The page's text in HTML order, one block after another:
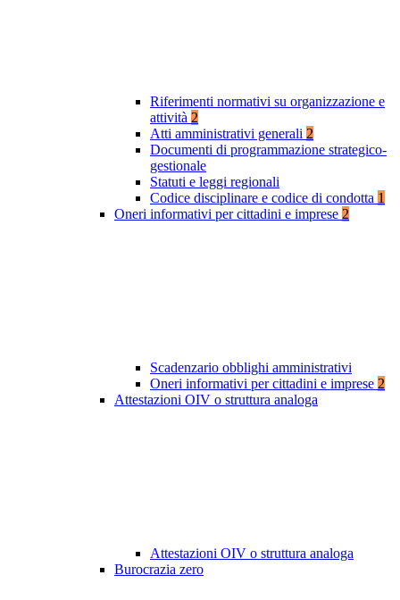
Riferimenti normativi su organizzazione e
attività 2
Atti amministrativi generali 2
Documenti di programmazione strategico-
gestionale
Statuti e leggi regionali
Codice disciplinare e codice di condotta 1
Oneri informativi per cittadini e imprese 2
Scadenzario obblighi amministrativi
Oneri informativi per cittadini e imprese 2
Attestazioni OIV o struttura analoga
Attestazioni OIV o struttura analoga
Burocrazia zero